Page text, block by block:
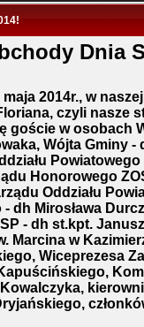
Dnia
maja 2014r., w
czyli nasze
goście w osobach
Wójta Gminy
Honorowego
Oddziału
- dh Mirosława
- dh st.kpt.
Marcina w
Wiceprezesa